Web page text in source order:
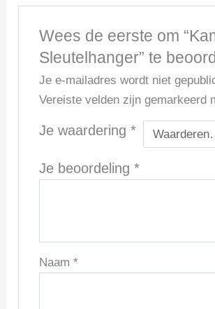
Wees de eerste om
Sleutelhanger” te
Je e-mailadres wordt niet
Vereiste velden zijn gemarkeerd
Je waardering *
Je beoordeling *
Naam *